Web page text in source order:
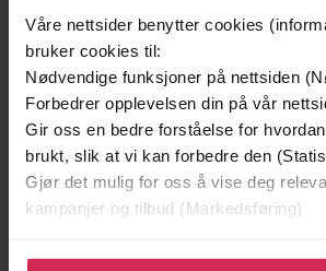
Våre nettsider benytter cookies
bruker cookies til:
Nødvendige funksjoner på nettsiden
Forbedrer opplevelsen din på vår
Gir oss en bedre forståelse for
brukt, slik at vi kan forbedre den
Gjør det mulig for oss å vise deg
kampanjer og tilbud (Markedsføring)
Klikk på «Godta alle» for å gi oss ditt
Premium
Vinner av Rivertonprisen